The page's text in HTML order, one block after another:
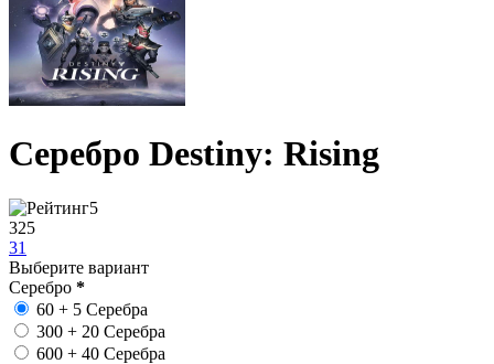
Серебро Destiny: Rising
5
325
31
Выберите вариант
Серебро *
60 + 5 Серебра
300 + 20 Серебра
600 + 40 Серебра